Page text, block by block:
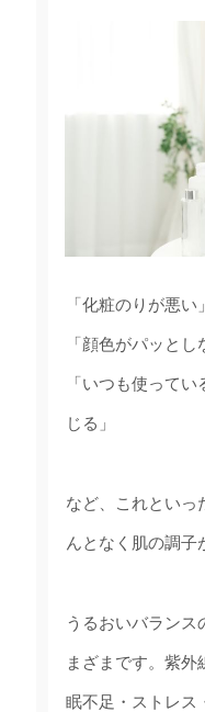
「化粧のりが悪い」
「顔色がパッとし
「いつも使って
じる」
など、これといっ
んとなく肌の調子
うるおいバランス
まざまです。紫
眠不足・ストレス